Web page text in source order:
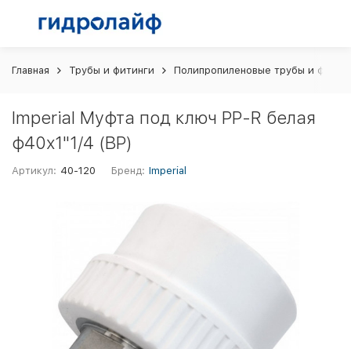
Главная Трубы и фитинги Полипропиленовые трубы и
Imperial Муфта под ключ PP-R белая
ф40х1"1/4 (ВР)
Артикул: 40-120 Бренд: Imperial